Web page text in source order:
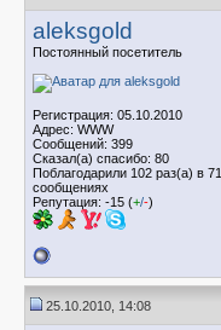
aleksgold
Постоянный посетитель
Регистрация: 05.10.2010
Адрес: WWW
Сообщений: 399
Сказал(а) спасибо: 80
Поблагодарили 102 раз(а) в 71
сообщениях
Репутация: -15 (+/-)
25.10.2010, 14:08